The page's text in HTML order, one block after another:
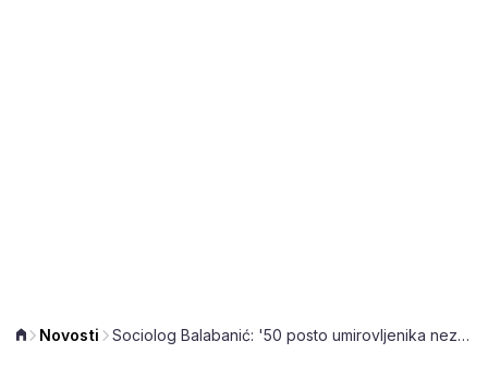
Novosti Sociolog Balabanić: '50 posto umirovljenika nezadovoljno je sa stranim radnicima'